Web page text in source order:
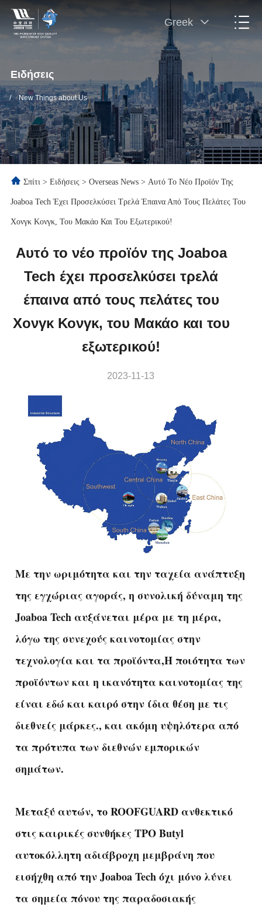
Greek
Ειδήσεις
/ New Things about Us
Σπίτι > Ειδήσεις > Overseas News > Αυτό Το Νέο Προϊόν Της
Joaboa Tech Έχει Προσελκύσει Τρελά Έπαινα Από Τους Πελάτες Του
Χονγκ Κονγκ, Του Μακάο Και Του Εξωτερικού!
Αυτό το νέο προϊόν της Joaboa
Tech έχει προσελκύσει τρελά
έπαινα από τους πελάτες του
Χονγκ Κονγκ, του Μακάο και του
εξωτερικού!
2023-11-13
Με την ωριμότητα και την ταχεία ανάπτυξη
της εγχώριας αγοράς, η συνολική δύναμη της
Joaboa Tech αυξάνεται μέρα με τη μέρα,
λόγω της συνεχούς καινοτομίας στην
τεχνολογία και τα προϊόντα,Η ποιότητα των
προϊόντων και η ικανότητα καινοτομίας της
είναι εδώ και καιρό στην ίδια θέση με τις
διεθνείς μάρκες., και ακόμη υψηλότερα από
τα πρότυπα των διεθνών εμπορικών
σημάτων.
Μεταξύ αυτών, το ROOFGUARD ανθεκτικό
στις καιρικές συνθήκες TPO Butyl
αυτοκόλλητη αδιάβροχη μεμβράνη που
εισήχθη από την Joaboa Tech όχι μόνο λύνει
τα σημεία πόνου της παραδοσιακής